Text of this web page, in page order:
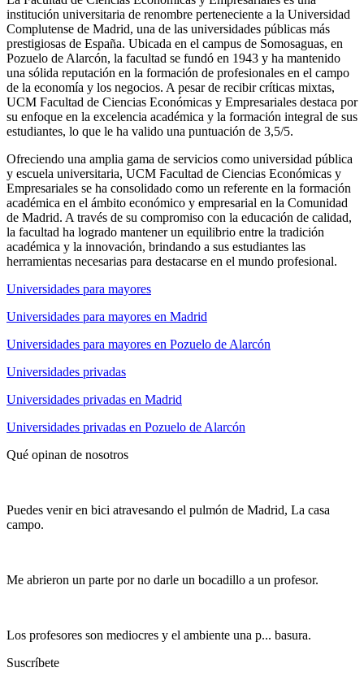
institución universitaria de renombre perteneciente a la Universidad
Complutense de Madrid, una de las universidades públicas más
prestigiosas de España. Ubicada en el campus de Somosaguas, en
Pozuelo de Alarcón, la facultad se fundó en 1943 y ha mantenido
una sólida reputación en la formación de profesionales en el campo
de la economía y los negocios. A pesar de recibir críticas mixtas,
UCM Facultad de Ciencias Económicas y Empresariales destaca por
su enfoque en la excelencia académica y la formación integral de sus
estudiantes, lo que le ha valido una puntuación de 3,5/5.
Ofreciendo una amplia gama de servicios como universidad pública
y escuela universitaria, UCM Facultad de Ciencias Económicas y
Empresariales se ha consolidado como un referente en la formación
académica en el ámbito económico y empresarial en la Comunidad
de Madrid. A través de su compromiso con la educación de calidad,
la facultad ha logrado mantener un equilibrio entre la tradición
académica y la innovación, brindando a sus estudiantes las
herramientas necesarias para destacarse en el mundo profesional.
Universidades para mayores
Universidades para mayores en Madrid
Universidades para mayores en Pozuelo de Alarcón
Universidades privadas
Universidades privadas en Madrid
Universidades privadas en Pozuelo de Alarcón
Qué opinan de nosotros
Puedes venir en bici atravesando el pulmón de Madrid, La casa
campo.
Me abrieron un parte por no darle un bocadillo a un profesor.
Los profesores son mediocres y el ambiente una p... basura.
Suscríbete